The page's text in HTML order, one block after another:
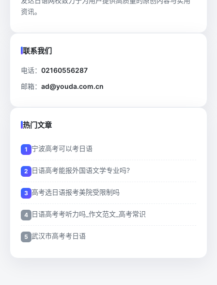
资讯。
联系我们
电话： 02160556287
邮箱： ad@youda.com.cn
热门文章
宁波高考可以考日语
日语高考能报外国语文学专业吗?
高考选日语报考美院受限制吗
日语高考考听力吗_作文范文_高考常识
武汉市高考考日语